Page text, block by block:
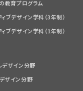
教育プログラム
ィブデザイン学科（3年制）
ィブデザイン学科（1年制）
デザイン分野
ザイン分野